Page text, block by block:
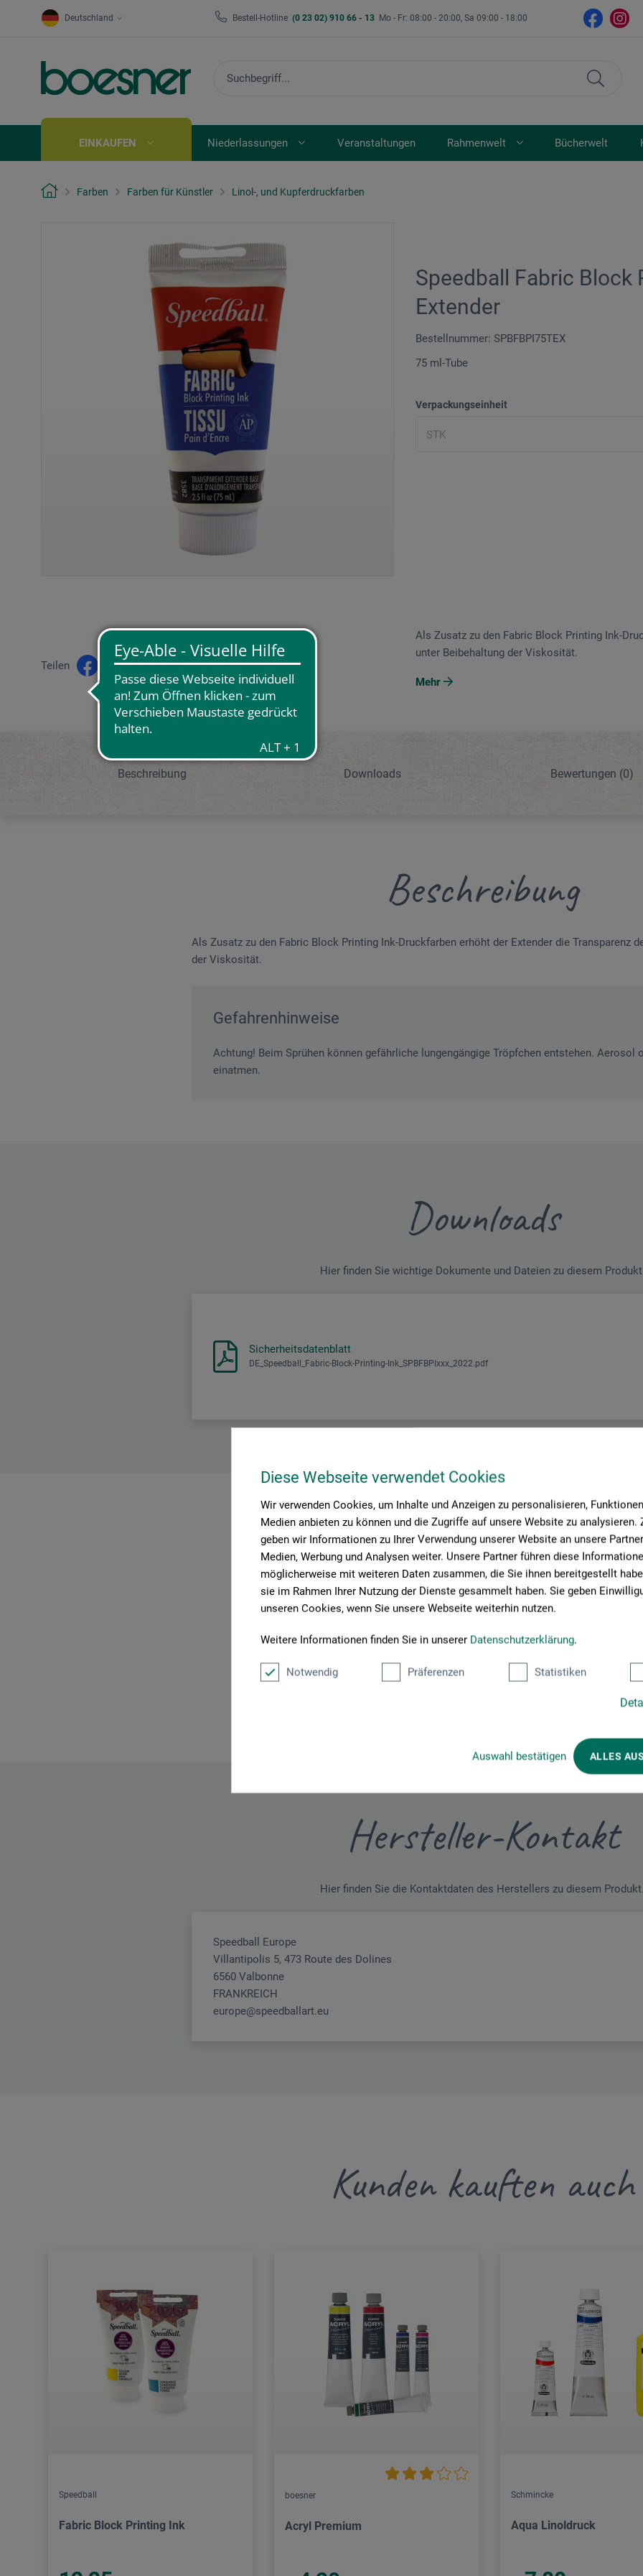
Diese Webseite verwendet Cookies
Wir verwenden Cookies, um Inhalte und Anzeigen zu personalisieren,
Medien anbieten zu können und die Zugriffe auf unsere Website zu analysieren.
geben wir Informationen zu Ihrer Verwendung unserer Website an unsere
Medien, Werbung und Analysen weiter. Unsere Partner führen diese
möglicherweise mit weiteren Daten zusammen, die Sie ihnen bereitgestellt
sie im Rahmen Ihrer Nutzung der Dienste gesammelt haben. Sie geben
unseren Cookies, wenn Sie unsere Webseite weiterhin nutzen.
Weitere Informationen finden Sie in unserer Datenschutzerklärung.
Notwendig Präferenzen Statistiken
Auswahl bestätigen ALLES
Deutschland Bestell-Hotline (0 23 02) 910 66 - 13 Mo - Fr: 08:00 - 20:00, Sa 09:00 - 18:00
EINKAUFEN Niederlassungen Veranstaltungen Rahmenwelt Bücherwelt
Farben Farben für Künstler Linol-, und Kupferdruckfarben
Speedball Fabric Block
Extender
Bestellnummer: SPBFBPI75TEX
75 ml-Tube
Verpackungseinheit
Teilen
Als Zusatz zu den Fabric Block Printing Ink-
unter Beibehaltung der Viskosität.
Mehr
Beschreibung Downloads Bewertungen (0)
Beschreibung
Als Zusatz zu den Fabric Block Printing Ink-Druckfarben erhöht der Extender die Transparenz
der Viskosität.
Gefahrenhinweise
Achtung! Beim Sprühen können gefährliche lungengängige Tröpfchen entstehen. Aerosol
einatmen.
Downloads
Hier finden Sie wichtige Dokumente und Dateien zu diesem
Sicherheitsdatenblatt
DE_Speedball_Fabric-Block-Printing-Ink_SPBFBPIxxx_2022.pdf
Produktbewertungen
Schreiben Sie die erste Bewertung zu diesem Produkt
Hersteller-Kontakt
Hier finden Sie die Kontaktdaten des Herstellers zu diesem Produkt.
Speedball Europe
Villantipolis 5, 473 Route des Dolines
6560 Valbonne
FRANKREICH
europe@speedballart.eu
Kunden kauften auch
Speedball
Fabric Block Printing Ink
boesner
Acryl Premium
Schmincke
Aqua Linoldruck